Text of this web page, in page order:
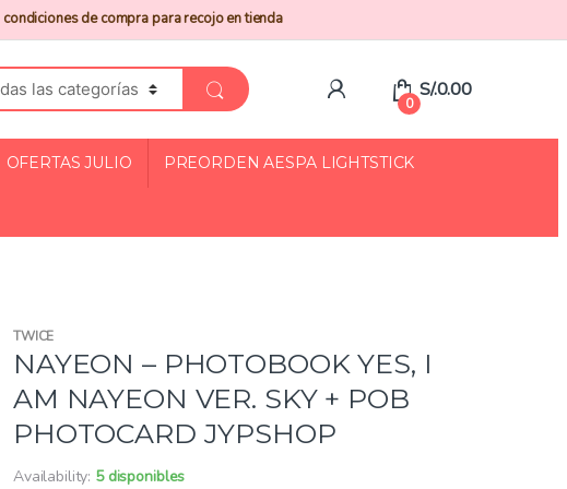
condiciones de compra para recojo en tienda
0
S/.0.00
OFERTAS JULIO PREORDEN AESPA LIGHTSTICK
TWICE
NAYEON – PHOTOBOOK YES, I
AM NAYEON VER. SKY + POB
PHOTOCARD JYPSHOP
Availability: 5 disponibles